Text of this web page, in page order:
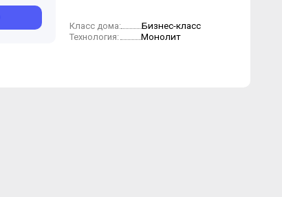
Класс дома: Бизнес-класс
Технология: Монолит